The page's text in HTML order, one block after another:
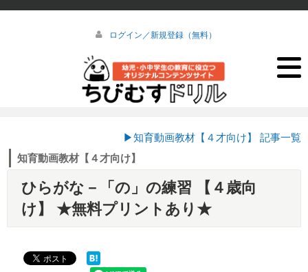
ログイン／新規登録（無料）
▶知育動画教材【４才向け】 記事一覧
知育動画教材【４才向け】
ひらがな－「の」の練習 【４歳向
け】 ★無料プリントあり★